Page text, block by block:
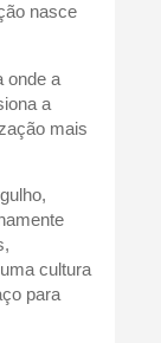
nasce
onde a
a
mais
cultura
para